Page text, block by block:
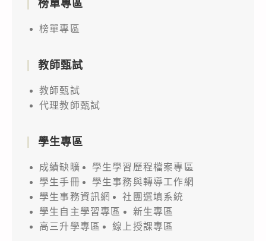
榜單專區
榜單專區
教師甄試
教師甄試
代理教師甄試
學生專區
成績缺曠
學生學習歷程檔案專區
學生手冊
學生事務與轉導工作網
學生事務資訊網
社團選填系統
學生自主學習專區
新生專區
高三升學專區
線上授課專區